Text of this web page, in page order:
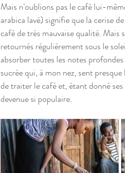
Mais n'oublions pas le café lui-
arabica lavé) signifie que la cerise
café de très mauvaise qualité. Mais
retournés régulièrement sous le
absorber toutes les notes
sucrée qui, à mon nez, sent
de traiter le café et, étant donné
devenue si populaire.